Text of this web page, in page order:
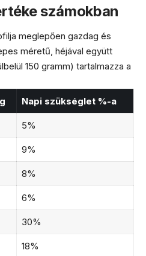
számokban
meglepően gazdag és
méretű, héjával együtt
150 gramm) tartalmazza a
Napi szükséglet %-a
5%
9%
8%
6%
30%
18%